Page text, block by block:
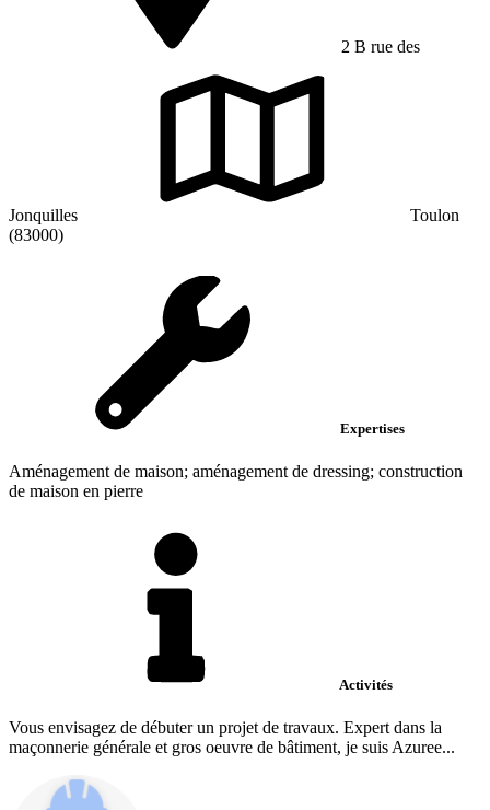
2 B rue des
Jonquilles
Toulon
(83000)
Expertises
Aménagement de maison; aménagement de dressing; construction
de maison en pierre
Activités
Vous envisagez de débuter un projet de travaux. Expert dans la
maçonnerie générale et gros oeuvre de bâtiment, je suis Azuree...